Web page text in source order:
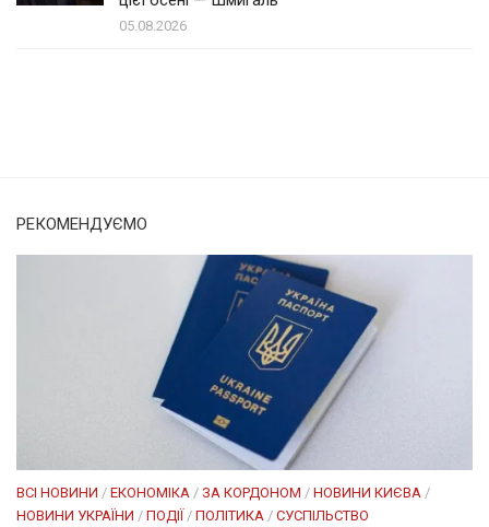
05.08.2026
РЕКОМЕНДУЄМО
ВСІ НОВИНИ / ЕКОНОМІКА / ЗА КОРДОНОМ / НОВИНИ КИЄВА /
НОВИНИ УКРАЇНИ / ПОДІЇ / ПОЛІТИКА / СУСПІЛЬСТВО